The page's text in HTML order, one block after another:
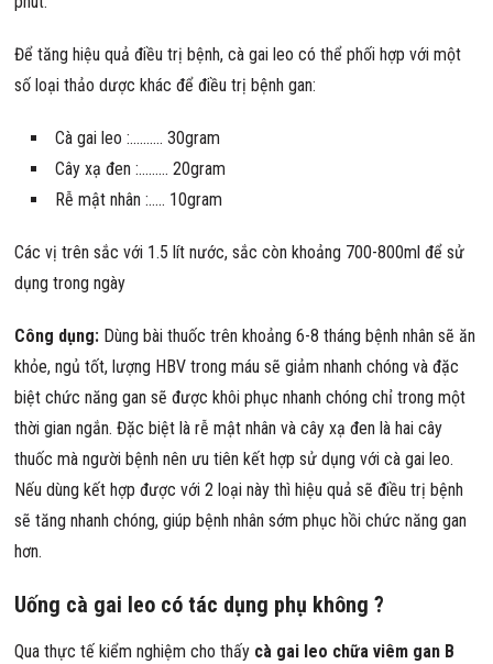
Để tăng hiệu quả điều trị bệnh, cà gai leo có thể phối hợp với một
số loại thảo dược khác để điều trị bệnh gan:
Cà gai leo :………. 30gram
Cây xạ đen :……… 20gram
Rễ mật nhân :….. 10gram
Các vị trên sắc với 1.5 lít nước, sắc còn khoảng 700-800ml để sử
dụng trong ngày
Công dụng: Dùng bài thuốc trên khoảng 6-8 tháng bệnh nhân sẽ ăn
khỏe, ngủ tốt, lượng HBV trong máu sẽ giảm nhanh chóng và đặc
biệt chức năng gan sẽ được khôi phục nhanh chóng chỉ trong một
thời gian ngắn. Đặc biệt là rễ mật nhân và cây xạ đen là hai cây
thuốc mà người bệnh nên ưu tiên kết hợp sử dụng với cà gai leo.
Nếu dùng kết hợp được với 2 loại này thì hiệu quả sẽ điều trị bệnh
sẽ tăng nhanh chóng, giúp bệnh nhân sớm phục hồi chức năng gan
hơn.
Uống cà gai leo có tác dụng phụ không ?
Qua thực tế kiểm nghiệm cho thấy cà gai leo chữa viêm gan B